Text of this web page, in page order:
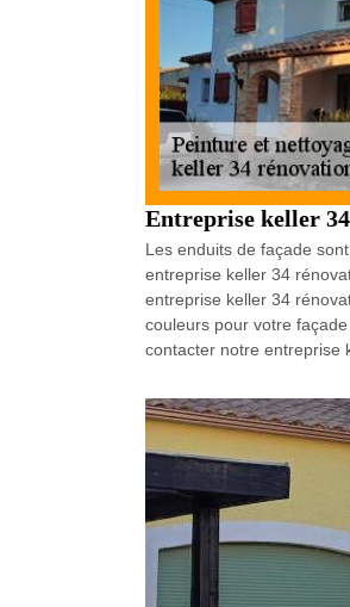
Entreprise keller
Les enduits de façade
entreprise keller 34
entreprise keller 34
couleurs pour votre
contacter notre entreprise